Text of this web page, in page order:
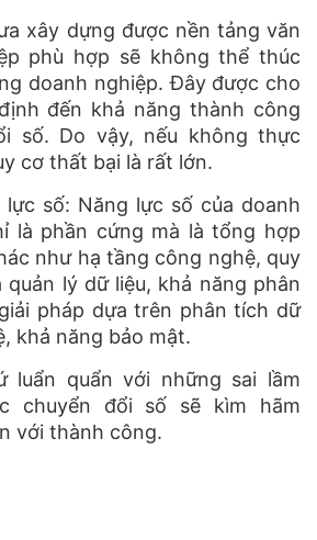
xây dựng được nền tảng văn
phù hợp sẽ không thể thúc
doanh nghiệp. Đây được cho
đến khả năng thành công
số. Do vậy, nếu không thực
cơ thất bại là rất lớn.
lực số: Năng lực số của doanh
là phần cứng mà là tổng hợp
như hạ tầng công nghệ, quy
lý dữ liệu, khả năng phân
pháp dựa trên phân tích dữ
khả năng bảo mật.
luẩn quẩn với những sai lầm
chuyển đổi số sẽ kìm hãm
với thành công.